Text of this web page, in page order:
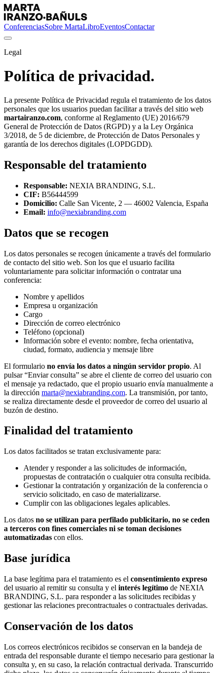
ConferenciasSobre MartaLibroEventosContactar
Legal
Política de privacidad.
La presente Política de Privacidad regula el tratamiento de los datos
personales que los usuarios puedan facilitar a través del sitio web
martairanzo.com, conforme al Reglamento (UE) 2016/679
General de Protección de Datos (RGPD) y a la Ley Orgánica
3/2018, de 5 de diciembre, de Protección de Datos Personales y
garantía de los derechos digitales (LOPDGDD).
Responsable del tratamiento
Responsable: NEXIA BRANDING, S.L.
CIF: B56444599
Domicilio: Calle San Vicente, 2 — 46002 Valencia, España
Email: info@nexiabranding.com
Datos que se recogen
Los datos personales se recogen únicamente a través del formulario
de contacto del sitio web. Son los que el usuario facilita
voluntariamente para solicitar información o contratar una
conferencia:
Nombre y apellidos
Empresa u organización
Cargo
Dirección de correo electrónico
Teléfono (opcional)
Información sobre el evento: nombre, fecha orientativa,
ciudad, formato, audiencia y mensaje libre
El formulario no envía los datos a ningún servidor propio. Al
pulsar “Enviar consulta” se abre el cliente de correo del usuario con
el mensaje ya redactado, que el propio usuario envía manualmente a
la dirección marta@nexiabranding.com. La transmisión, por tanto,
se realiza directamente desde el proveedor de correo del usuario al
buzón de destino.
Finalidad del tratamiento
Los datos facilitados se tratan exclusivamente para:
Atender y responder a las solicitudes de información,
propuestas de contratación o cualquier otra consulta recibida.
Gestionar la contratación y organización de la conferencia o
servicio solicitado, en caso de materializarse.
Cumplir con las obligaciones legales aplicables.
Los datos no se utilizan para perfilado publicitario, no se ceden
a terceros con fines comerciales ni se toman decisiones
automatizadas con ellos.
Base jurídica
La base legítima para el tratamiento es el consentimiento expreso
del usuario al remitir su consulta y el interés legítimo de NEXIA
BRANDING, S.L. para responder a las solicitudes recibidas y
gestionar las relaciones precontractuales o contractuales derivadas.
Conservación de los datos
Los correos electrónicos recibidos se conservan en la bandeja de
entrada del responsable durante el tiempo necesario para gestionar la
consulta y, en su caso, la relación contractual derivada. Transcurrido